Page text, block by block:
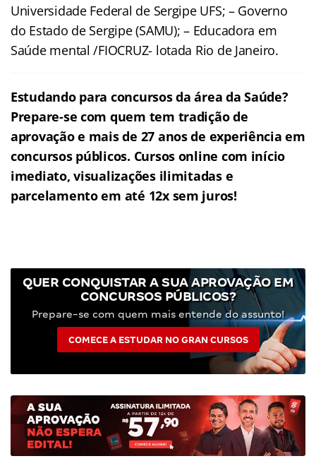
Universidade Federal de Sergipe UFS; – Governo
do Estado de Sergipe (SAMU); – Educadora em
Saúde mental /FIOCRUZ- lotada Rio de Janeiro.
Estudando para concursos da área da Saúde?
Prepare-se com quem tem tradição de
aprovação e mais de 27 anos de experiência em
concursos públicos. Cursos online com início
imediato, visualizações ilimitadas e
parcelamento em até 12x sem juros!
QUER CONQUISTAR A SUA APROVAÇÃO EM
CONCURSOS PÚBLICOS?
Prepare-se com quem mais entende do assunto!
COMECE A ESTUDAR NO GRAN CURSOS